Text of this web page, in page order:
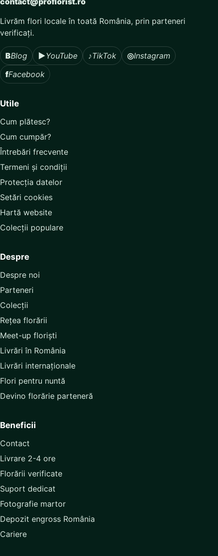
0376 441 128
contact@proflorist.ro
verificați.
BBlog ▶ YouTube
Utile
Cum plătesc?
Cum cumpăr?
Întrebări frecvente
Termeni și condiții
Protecția datelor
Setări cookies
Hartă website
Despre
Despre noi
Parteneri
Colecții
Rețea florării
Meet-up floriști
Livrări în România
Livrări internaționale
Flori pentru nuntă
Beneficii
Contact
Livrare 2-4 ore
Florării verificate
Suport dedicat
Fotografie martor
Depozit engross România